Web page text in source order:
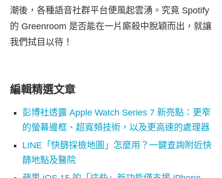
潮後，各種語音社群平台便風起雲湧。究竟 Spotify
的 Greenroom 是否能在一片廝殺中脫穎而出，就讓
我們拭目以待！
編輯精選文章
彭博社透露 Apple Watch Series 7 新亮點：更窄
的螢幕邊框、超寬頻技術，以及更高速的處理器
LINE「快篩採檢地圖」怎麼用？一鍵查詢附近快
篩地點及醫院